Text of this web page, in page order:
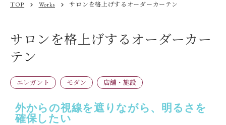
TOP chevron_right Works chevron_right サロンを格上げするオーダーカーテン
サロンを格上げするオーダーカー
テン
エレガント モダン 店舗・施設
外からの視線を遮りながら、明るさを
確保したい